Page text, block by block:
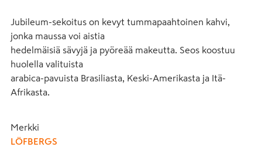
Jubileum-sekoitus on kevyt tummapaahtoinen kahvi,
jonka maussa voi aistia
hedelmäisiä sävyjä ja pyöreää makeutta. Seos koostuu
huolella valituista
arabica-pavuista Brasiliasta, Keski-Amerikasta ja Itä-
Afrikasta.
Merkki
LÖFBERGS